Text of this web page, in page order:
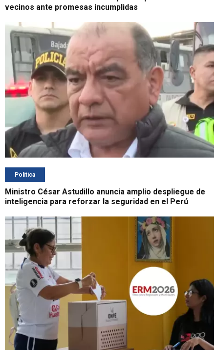
vecinos ante promesas incumplidas
Política
Ministro César Astudillo anuncia amplio despliegue de
inteligencia para reforzar la seguridad en el Perú